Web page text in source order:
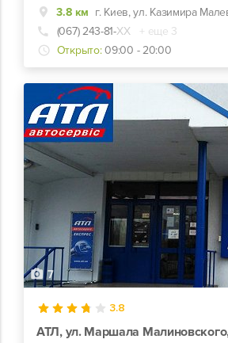
3.8 км г. Киев, ул. Казимира
(067) 243-81-ХХ
+ еще 3
Открыто: 09:00 - 20:00
7
3.8
АТЛ, ул. Маршала